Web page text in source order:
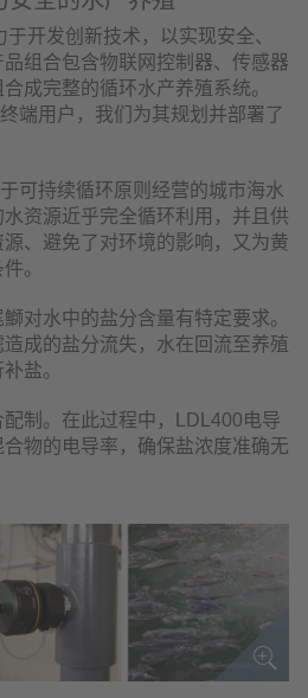
于开发创新技术，以实现安全、
组合包含物联网控制器、传感器
成完整的循环水产养殖系统。
端用户，我们为其规划并部署了
可持续循环原则经营的城市海水
资源近乎完全循环利用，并且供
、避免了对环境的影响，又为黄
。
对水中的盐分含量有特定要求。
成的盐分流失，水在回流至养殖
盐。
制。在此过程中，LDL400电导
物的电导率，确保盐浓度准确无